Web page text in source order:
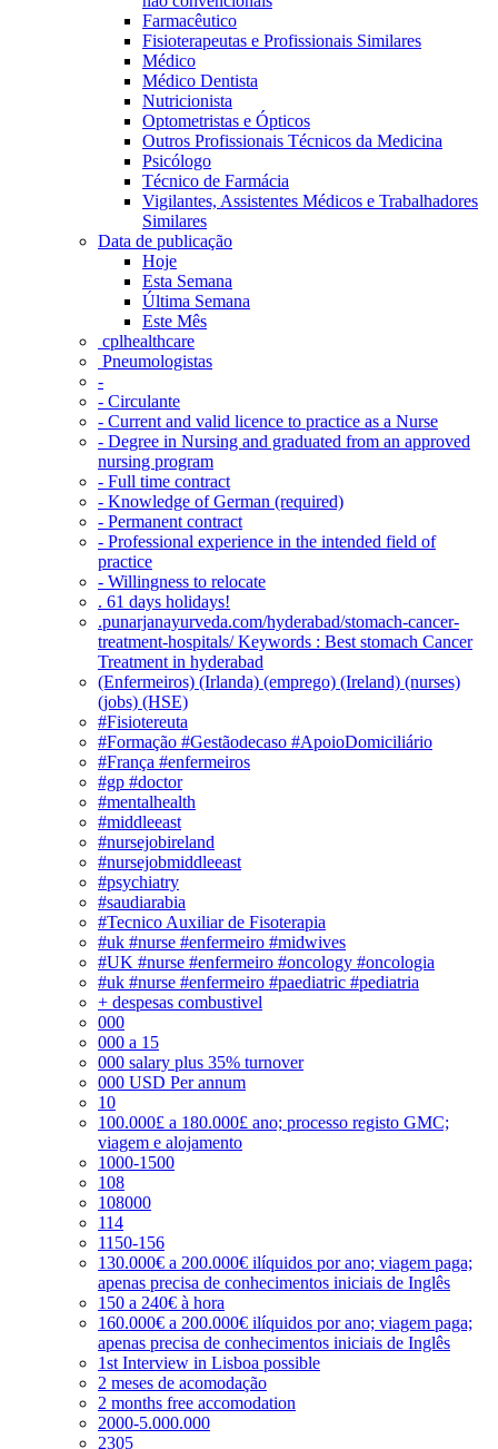
Farmacêutico
Fisioterapeutas e Profissionais Similares
Médico
Médico Dentista
Nutricionista
Optometristas e Ópticos
Outros Profissionais Técnicos da Medicina
Psicólogo
Técnico de Farmácia
Vigilantes, Assistentes Médicos e Trabalhadores
Similares
Data de publicação
Hoje
Esta Semana
Última Semana
Este Mês
‎ cplhealthcare‬
Pneumologistas
-
- Circulante
- Current and valid licence to practice as a Nurse
- Degree in Nursing and graduated from an approved
nursing program
- Full time contract
- Knowledge of German (required)
- Permanent contract
- Professional experience in the intended field of
practice
- Willingness to relocate
. 61 days holidays!
.punarjanayurveda.com/hyderabad/stomach-cancer-
treatment-hospitals/ Keywords : Best stomach Cancer
Treatment in hyderabad
(Enfermeiros) (Irlanda) (emprego) (Ireland) (nurses)
(jobs) (HSE)
#Fisiotereuta
#Formação #Gestãodecaso #ApoioDomiciliário
#França #enfermeiros
#gp #doctor
#mentalhealth
#middleeast
#nursejobireland
#nursejobmiddleeast
#psychiatry
#saudiarabia
#Tecnico Auxiliar de Fisoterapia
#uk #nurse #enfermeiro #midwives
#UK #nurse #enfermeiro #oncology #oncologia
#uk #nurse #enfermeiro #paediatric #pediatria
+ despesas combustivel
000
000 a 15
000 salary plus 35% turnover
000 USD Per annum
10
100.000£ a 180.000£ ano; processo registo GMC;
viagem e alojamento
1000-1500
108
108000
114
1150-156
130.000€ a 200.000€ ilíquidos por ano; viagem paga;
apenas precisa de conhecimentos iniciais de Inglês
150 a 240€ à hora
160.000€ a 200.000€ ilíquidos por ano; viagem paga;
apenas precisa de conhecimentos iniciais de Inglês
1st Interview in Lisboa possible
2 meses de acomodação
2 months free accomodation
2000-5.000.000
2305